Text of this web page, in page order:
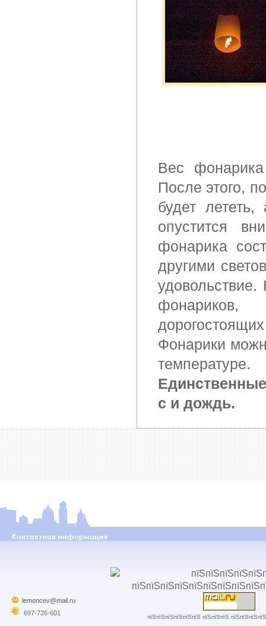
Вес
После этого,
будет
опустится
фонарика
другими
Фонарики
температуре.
с и дождь.
lemoncev@mail.ru
697-726-601
пїЅпїЅпїЅпїЅпїЅпїЅ пїЅпїЅпїЅ